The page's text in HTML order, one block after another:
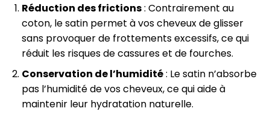
Réduction des frictions: Contrairement au
coton, le satin permet à vos cheveux de glisser
sans provoquer de frottements excessifs, ce qui
réduit les risques de cassures et de fourches.
Conservation de l’humidité: Le satin n’absorbe
pas l’humidité de vos cheveux, ce qui aide à
maintenir leur hydratation naturelle.